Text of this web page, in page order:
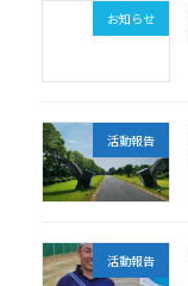
お知らせ
活動報告
活動報告